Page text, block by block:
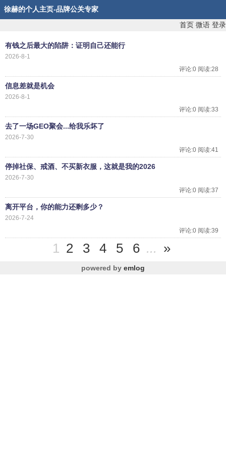
徐赫的个人主页-品牌公关专家
首页 微语 登录
有钱之后最大的陷阱：证明自己还能行
2026-8-1
评论:0 阅读:28
信息差就是机会
2026-8-1
评论:0 阅读:33
去了一场GEO聚会...给我乐坏了
2026-7-30
评论:0 阅读:41
停掉社保、戒酒、不买新衣服，这就是我的2026
2026-7-30
评论:0 阅读:37
离开平台，你的能力还剩多少？
2026-7-24
评论:0 阅读:39
1 2 3 4 5 6 ... »
powered by emlog